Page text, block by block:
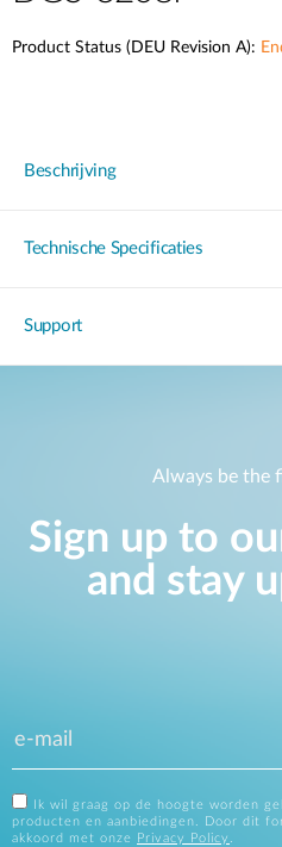
Product Status (DEU Revision A):
Beschrijving
Technische Specificaties
Support
Always be the
Sign up to
and stay
Ik wil graag op de hoogte worden
producten en aanbiedingen. Door dit
akkoord met onze
Privacy Policy .